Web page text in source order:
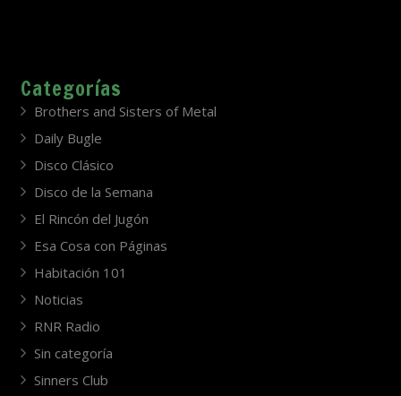
Categorías
Brothers and Sisters of Metal
Daily Bugle
Disco Clásico
Disco de la Semana
El Rincón del Jugón
Esa Cosa con Páginas
Habitación 101
Noticias
RNR Radio
Sin categoría
Sinners Club